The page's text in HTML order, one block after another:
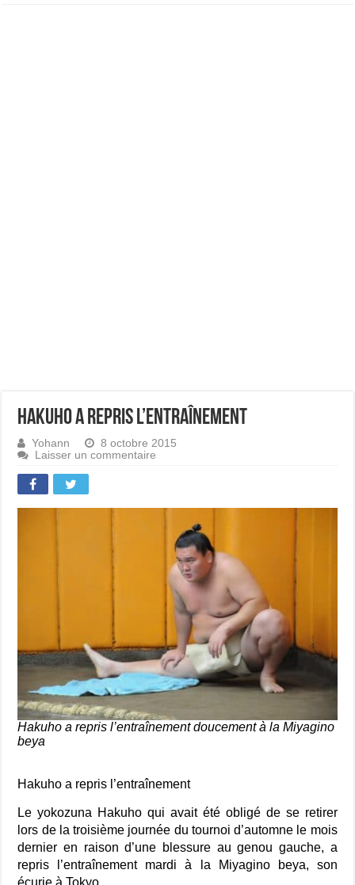
Hakuho a repris l’entraînement
Yohann
8 octobre 2015
Laisser un commentaire
Hakuho a repris l’entraînement doucement à la Miyagino
beya
Hakuho a repris l’entraînement
Le yokozuna Hakuho qui avait été obligé de se retirer
lors de la troisième journée du tournoi d’automne le mois
dernier en raison d’une blessure au genou gauche, a
repris l’entraînement mardi à la Miyagino beya, son
écurie à Tokyo.